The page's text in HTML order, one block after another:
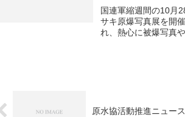
国連軍縮週間の10月
サキ原爆写真展を開
れ、熱心に被爆写真
原水協活動推進ニュー